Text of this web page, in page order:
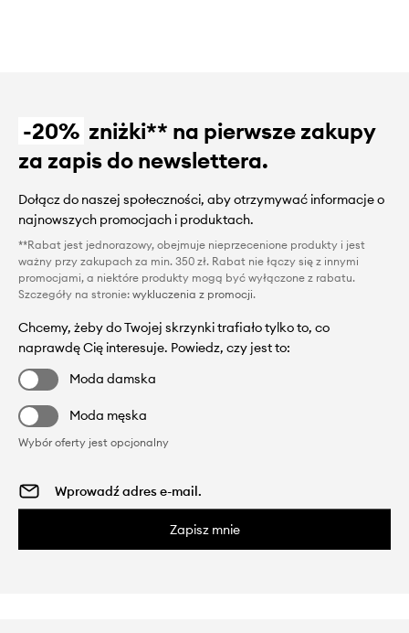
-20% zniżki** na pierwsze zakupy
za zapis do newslettera.
Dołącz do naszej społeczności, aby otrzymywać informacje o
najnowszych promocjach i produktach.
**Rabat jest jednorazowy, obejmuje nieprzecenione produkty i jest
ważny przy zakupach za min. 350 zł. Rabat nie łączy się z innymi
promocjami, a niektóre produkty mogą być wyłączone z rabatu.
Szczegóły na stronie: wykluczenia z promocji.
Chcemy, żeby do Twojej skrzynki trafiało tylko to, co
naprawdę Cię interesuje. Powiedz, czy jest to:
Moda damska
Moda męska
Wybór oferty jest opcjonalny
Zapisz mnie